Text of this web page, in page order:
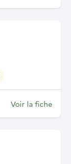
Voir la fiche